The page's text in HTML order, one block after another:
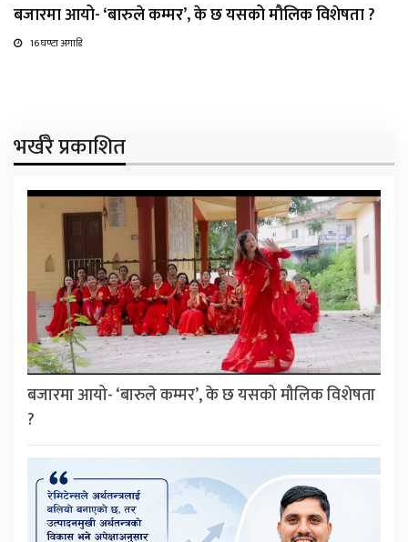
बजारमा आयो- ‘बारुले कम्मर’, के छ यसको मौलिक विशेषता ?
16 घण्टा अगाडि
भर्खरै प्रकाशित
बजारमा आयो- ‘बारुले कम्मर’, के छ यसको मौलिक विशेषता
?